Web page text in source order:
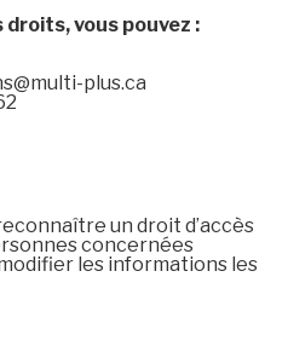
droits, vous pouvez :
plus.ca
un droit d’accès
concernées
les informations les